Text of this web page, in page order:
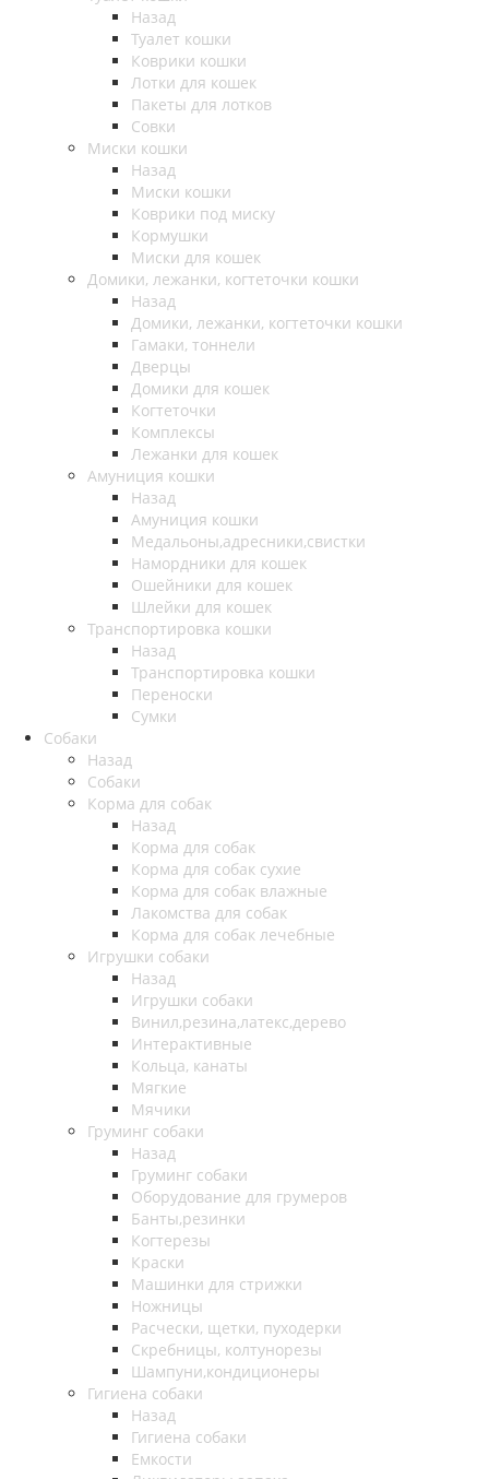
Назад
Туалет кошки
Коврики кошки
Лотки для кошек
Пакеты для лотков
Совки
Миски кошки
Назад
Миски кошки
Коврики под миску
Кормушки
Миски для кошек
Домики, лежанки, когтеточки кошки
Назад
Домики, лежанки, когтеточки кошки
Гамаки, тоннели
Дверцы
Домики для кошек
Когтеточки
Комплексы
Лежанки для кошек
Амуниция кошки
Назад
Амуниция кошки
Медальоны,адресники,свистки
Намордники для кошек
Ошейники для кошек
Шлейки для кошек
Транспортировка кошки
Назад
Транспортировка кошки
Переноски
Сумки
Собаки
Назад
Собаки
Корма для собак
Назад
Корма для собак
Корма для собак сухие
Корма для собак влажные
Лакомства для собак
Корма для собак лечебные
Игрушки собаки
Назад
Игрушки собаки
Винил,резина,латекс,дерево
Интерактивные
Кольца, канаты
Мягкие
Мячики
Груминг собаки
Назад
Груминг собаки
Оборудование для грумеров
Банты,резинки
Когтерезы
Краски
Машинки для стрижки
Ножницы
Расчески, щетки, пуходерки
Скребницы, колтунорезы
Шампуни,кондиционеры
Гигиена собаки
Назад
Гигиена собаки
Емкости